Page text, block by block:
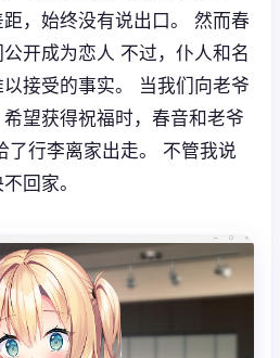
，始终没有说出口。 然而春
开成为恋人 不过，仆人和名
接受的事实。 当我们向老爷
望获得祝福时，春音和老爷
了行李离家出走。 不管我说
回家。